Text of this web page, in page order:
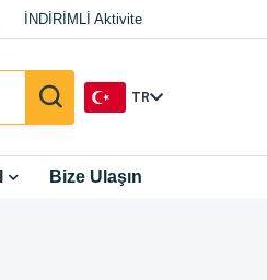
İNDİRİMLİ Aktivite
TR
Bize Ulaşın